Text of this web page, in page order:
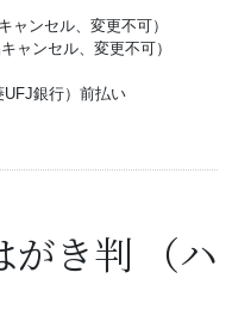
ャンセル、変更不可）
ャンセル、変更不可）
銀行）前払い
き判 （ハ